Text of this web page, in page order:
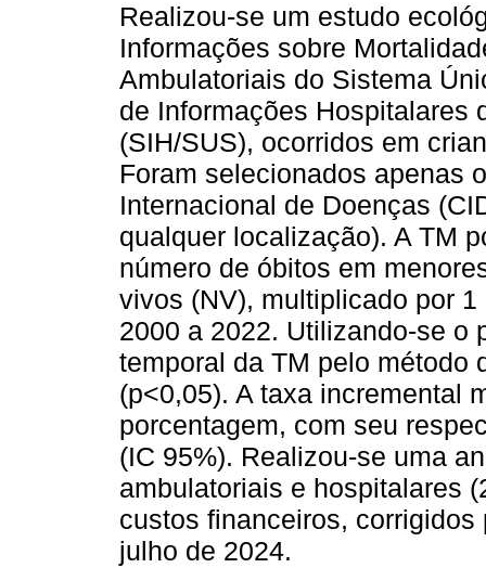
Realizou-se um estudo
Informações sobre
Ambulatoriais do Sistema
de Informações Hospitalares
(SIH/SUS), ocorridos em
Foram selecionados apenas
Internacional de Doenças
qualquer localização). A TM
número de óbitos em
vivos (NV), multiplicado por
2000 a 2022. Utilizando-se o
temporal da TM pelo método
(p<0,05). A taxa incremental
porcentagem, com seu
(IC 95%). Realizou-se uma
ambulatoriais e hospitalares
custos financeiros,
julho de 2024.